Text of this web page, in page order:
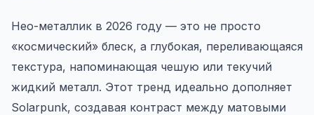
Нео-металлик в 2026 году — это не просто
«космический» блеск, а глубокая, переливающаяся
текстура, напоминающая чешую или текучий
жидкий металл. Этот тренд идеально дополняет
Solarpunk, создавая контраст между матовыми